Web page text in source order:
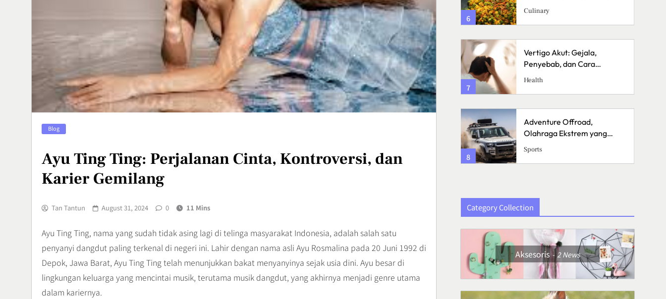
Blog
Ayu Ting Ting: Perjalanan Cinta, Kontroversi, dan
Karier Gemilang
Tan Tantun August 31, 2024 0 11 Mins
Ayu Ting Ting, nama yang sudah tidak asing lagi di telinga masyarakat Indonesia, adalah salah satu
penyanyi dangdut paling terkenal di negeri ini. Lahir dengan nama asli Ayu Rosmalina pada 20 Juni 1992 di
Depok, Jawa Barat, Ayu Ting Ting telah menunjukkan bakat menyanyinya sejak usia dini. Ayu besar di
lingkungan keluarga yang mencintai musik, terutama musik dangdut, yang akhirnya menjadi genre utama
dalam kariernya.
Rasa
Culinary
Vertigo Akut: Gejala,
Penyebab, dan Cara
Menanganinya
8
2
Kaya yang Menggugah
Selera
Kuliner
3
Sunrise Point Cukul,
Destinasi Hits dengan
Panorama Pagi
Travel
4
6
Rasa
Culinary
7
Vertigo Akut: Gejala,
Penyebab, dan Cara
Menanganinya
Health
8
Adventure Offroad,
Olahraga Ekstrem yang
Sports
Category Collection
Aksesoris 2News